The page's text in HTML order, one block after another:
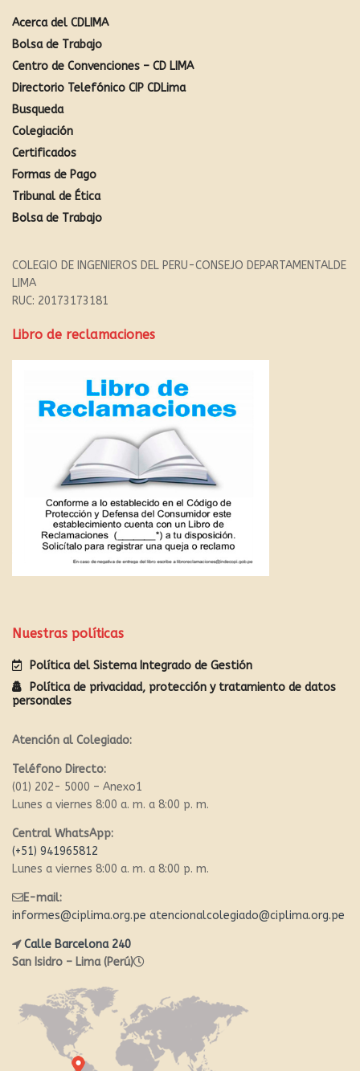
Acerca del CDLIMA
Bolsa de Trabajo
Centro de Convenciones – CD LIMA
Directorio Telefónico CIP CDLima
Busqueda
Colegiación
Certificados
Formas de Pago
Tribunal de Ética
Bolsa de Trabajo
COLEGIO DE INGENIEROS DEL PERU-CONSEJO DEPARTAMENTALDE
LIMA
RUC: 20173173181
Libro de reclamaciones
Nuestras políticas
Política del Sistema Integrado de Gestión
Política de privacidad, protección y tratamiento de datos
personales
Atención al Colegiado:
Teléfono Directo:
(01) 202- 5000 – Anexo1
Lunes a viernes 8:00 a. m. a 8:00 p. m.
Central WhatsApp:
(+51) 941965812
Lunes a viernes 8:00 a. m. a 8:00 p. m.
E-mail:
informes@ciplima.org.pe atencionalcolegiado@ciplima.org.pe
Calle Barcelona 240
San Isidro – Lima (Perú)